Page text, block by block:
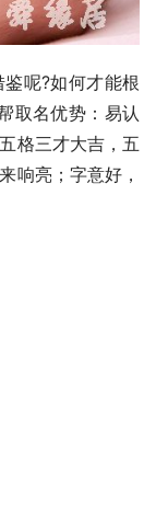
呢?如何才能根
取名优势：易认
格三才大吉，五
响亮；字意好，